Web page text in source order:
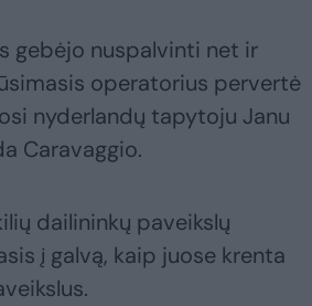
gebėjo nuspalvinti net ir
operatorius pervertė
nyderlandų tapytoju Janu
Caravaggio.
dailininkų paveikslų
į galvą, kaip juose krenta